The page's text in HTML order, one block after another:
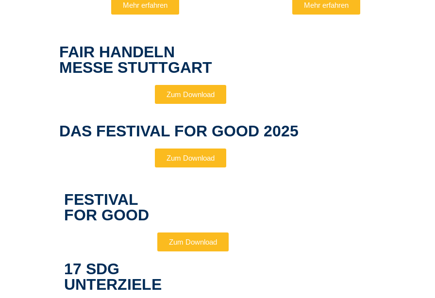
Mehr erfahren Mehr erfahren
FAIR HANDELN
MESSE STUTTGART
Zum Download
DAS FESTIVAL FOR GOOD 2025
Zum Download
FESTIVAL
FOR GOOD
Zum Download
17 SDG
UNTERZIELE